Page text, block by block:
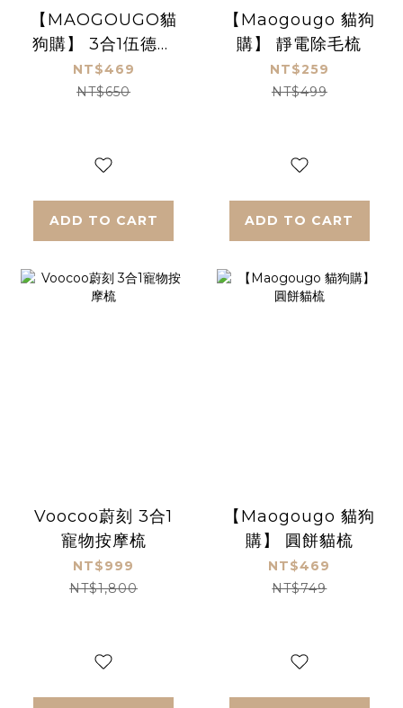
【MAOGOUGO貓
狗購】 3合1伍德氏
燈寵物用指甲剪_貓
狗適用_附電池
NT$469
NT$650
ADD TO CART
【Maogougo 貓狗
購】 靜電除毛梳
NT$259
NT$499
ADD TO CART
Voocoo蔚刻 3合1
寵物按摩梳
NT$999
NT$1,800
【Maogougo 貓狗
購】 圓餅貓梳
NT$469
NT$749